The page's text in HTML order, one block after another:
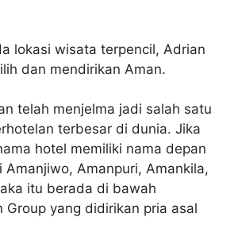
lokasi wisata terpencil, Adrian
dan mendirikan Aman.
telah menjelma jadi salah satu
terbesar di dunia. Jika
hotel memiliki nama depan
Amanjiwo, Amanpuri, Amankila,
itu berada di bawah
Group yang didirikan pria asal